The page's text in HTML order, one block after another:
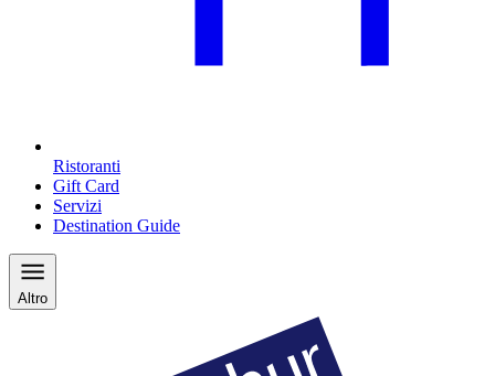
Ristoranti
Gift Card
Servizi
Destination Guide
Altro